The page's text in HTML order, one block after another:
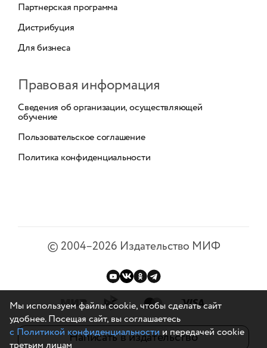
Партнерская программа
Дистрибуция
Для бизнеса
Правовая информация
Сведения об организации, осуществляющей
обучение
Пользовательское соглашение
Политика конфиденциальности
©2004–2026 Издательство МИФ
Написать в издательство
Мы используем файлы cookie, чтобы сделать сайт
удобнее. Посещая сайт, вы соглашаетесь
с Политикой конфиденциальностии передачей cookie